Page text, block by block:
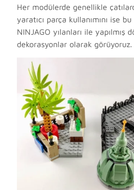
Her modülerde genellikle
yaratıcı parça kullanımını ise
NINJAGO yılanları ile yapılmış
dekorasyonlar olarak görüyoruz.